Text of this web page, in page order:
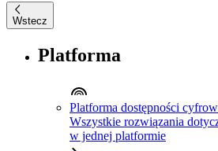
Wstecz
Platforma
Platforma dostępności
Wszystkie rozwiązania
w jednej platformie